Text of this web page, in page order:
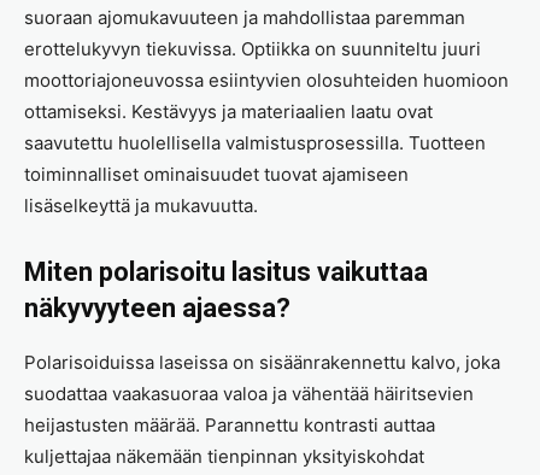
suoraan ajomukavuuteen ja mahdollistaa paremman
erottelukyvyn tiekuvissa. Optiikka on suunniteltu juuri
moottoriajoneuvossa esiintyvien olosuhteiden huomioon
ottamiseksi. Kestävyys ja materiaalien laatu ovat
saavutettu huolellisella valmistusprosessilla. Tuotteen
toiminnalliset ominaisuudet tuovat ajamiseen
lisäselkeyttä ja mukavuutta.
Miten polarisoitu lasitus vaikuttaa
näkyvyyteen ajaessa?
Polarisoiduissa laseissa on sisäänrakennettu kalvo, joka
suodattaa vaakasuoraa valoa ja vähentää häiritsevien
heijastusten määrää. Parannettu kontrasti auttaa
kuljettajaa näkemään tienpinnan yksityiskohdat